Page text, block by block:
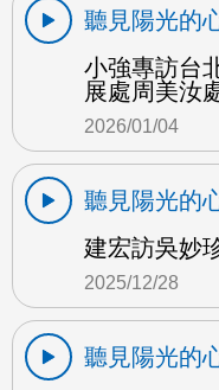
聽見陽光的
小強專訪台
展處周美汝
2026/01/04
聽見陽光的
建宏訪吳妙
2025/12/28
聽見陽光的